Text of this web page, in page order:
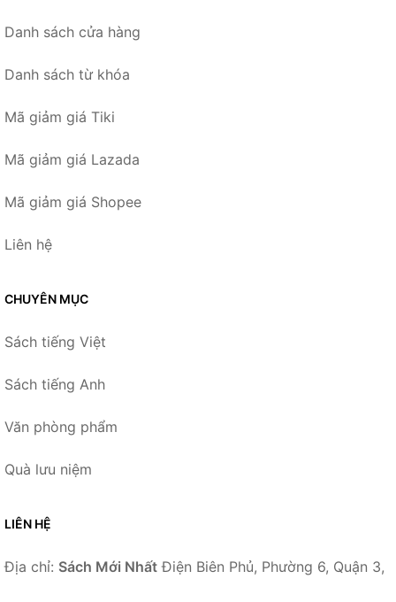
Danh sách cửa hàng
Danh sách từ khóa
Mã giảm giá Tiki
Mã giảm giá Lazada
Mã giảm giá Shopee
Liên hệ
CHUYÊN MỤC
Sách tiếng Việt
Sách tiếng Anh
Văn phòng phẩm
Quà lưu niệm
LIÊN HỆ
Địa chỉ: Sách Mới Nhất Điện Biên Phủ, Phường 6, Quận 3,